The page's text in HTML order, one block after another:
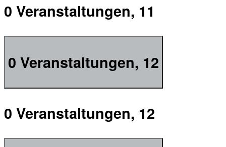
0 Veranstaltungen, 11
0 Veranstaltungen, 12
0 Veranstaltungen, 12